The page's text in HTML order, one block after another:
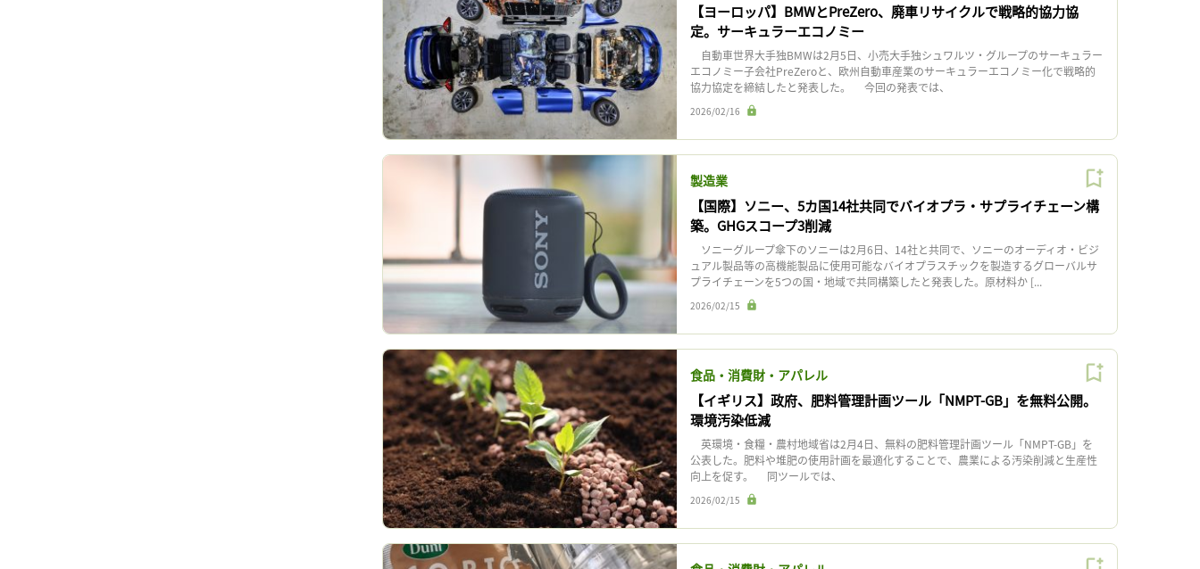
【ヨーロッパ】BMWとPreZero、廃車リサイクルで戦略的協力協
定。サーキュラーエコノミー
自動車世界大手独BMWは2月5日、小売大手独シュワルツ・グループのサーキュラー
エコノミー子会社PreZeroと、欧州自動車産業のサーキュラーエコノミー化で戦略的
協力協定を締結したと発表した。 今回の発表では、
2026/02/16
製造業
【国際】ソニー、5カ国14社共同でバイオプラ・サプライチェーン構
築。GHGスコープ3削減
ソニーグループ傘下のソニーは2月6日、14社と共同で、ソニーのオーディオ・ビジ
ュアル製品等の高機能製品に使用可能なバイオプラスチックを製造するグローバルサ
プライチェーンを5つの国・地域で共同構築したと発表した。原材料か [...
2026/02/15
食品・消費財・アパレル
【イギリス】政府、肥料管理計画ツール「NMPT-GB」を無料公開。
環境汚染低減
英環境・食糧・農村地域省は2月4日、無料の肥料管理計画ツール「NMPT-GB」を
公表した。肥料や堆肥の使用計画を最適化することで、農業による汚染削減と生産性
向上を促す。 同ツールでは、
2026/02/15